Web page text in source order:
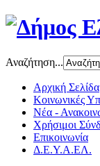
Αναζήτηση...
Αρχική Σελίδα
Κοινωνικές
Νέα -
Χρήσιμοι
Επικοινωνία
Δ.Ε.Υ.Α.ΕΛ.